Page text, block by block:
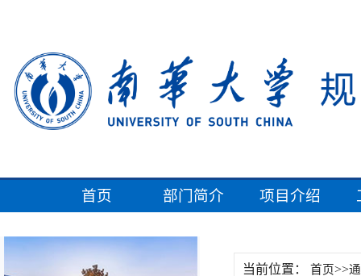
首页 部门简介 项目介绍
当前位置： 首页>>